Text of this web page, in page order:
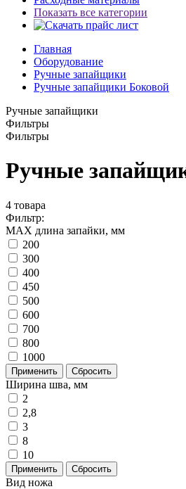
Показать все категории
Главная
Оборудование
Ручные запайщики
Ручные запайщики Боковой
Ручные запайщики
Фильтры
Фильтры
Ручные
4 товара
Фильтр:
MAX длина запайки, мм
200
300
400
450
500
600
700
800
1000
Применить Сбросить
Ширина шва, мм
2
2,8
3
8
10
Применить Сбросить
Вид ножа